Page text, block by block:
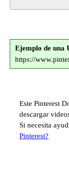
Ejemplo de una
https://
Este Pinterest
descargar
Si necesita
Pinterest?